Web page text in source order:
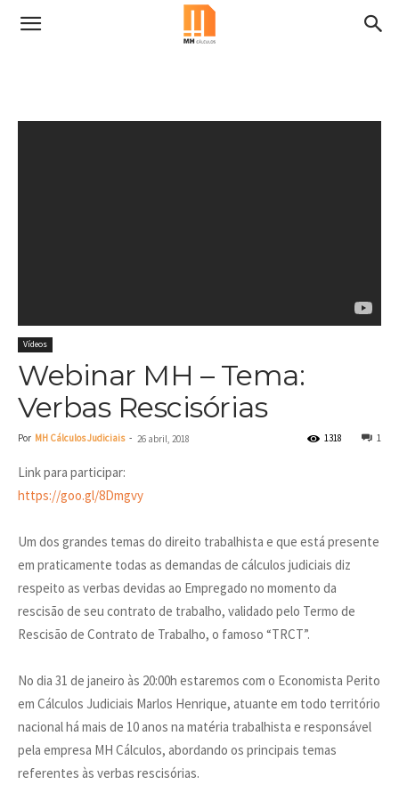
Vídeos
Webinar MH – Tema:
Verbas Rescisórias
Por MH Cálculos Judiciais - 26 abril, 2018 1
1318
Link para participar:
https://goo.gl/8Dmgvy
Um dos grandes temas do direito trabalhista e que está presente
em praticamente todas as demandas de cálculos judiciais diz
respeito as verbas devidas ao Empregado no momento da
rescisão de seu contrato de trabalho, validado pelo Termo de
Rescisão de Contrato de Trabalho, o famoso “TRCT”.
No dia 31 de janeiro às 20:00h estaremos com o Economista Perito
em Cálculos Judiciais Marlos Henrique, atuante em todo território
nacional há mais de 10 anos na matéria trabalhista e responsável
pela empresa MH Cálculos, abordando os principais temas
referentes às verbas rescisórias.